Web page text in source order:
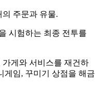
주문과 유물.
시험하는 최종 전투를
게와 서비스를 재건하
게임, 꾸미기 상점을 해금